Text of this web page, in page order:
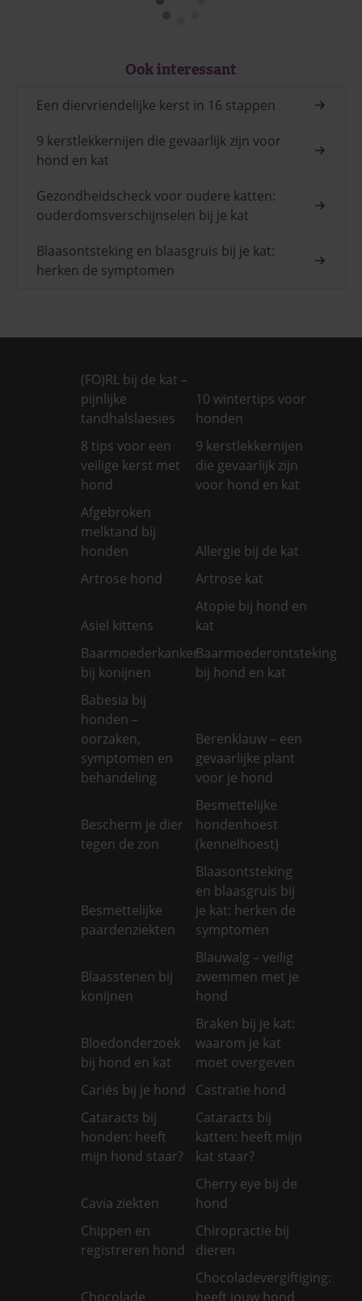
Ook interessant
Een diervriendelijke kerst in 16 stappen
9 kerstlekkernijen die gevaarlijk zijn voor
hond en kat
Gezondheidscheck voor oudere katten:
ouderdomsverschijnselen bij je kat
Blaasontsteking en blaasgruis bij je kat:
herken de symptomen
(FO)RL bij de kat –
pijnlijke
tandhalslaesies
10 wintertips voor
honden
8 tips voor een
veilige kerst met
hond
9 kerstlekkernijen
die gevaarlijk zijn
voor hond en kat
Afgebroken
melktand bij
honden
Allergie bij de kat
Artrose hond
Artrose kat
Asiel kittens
Atopie bij hond en
kat
Baarmoederkanker
bij konijnen
Baarmoederontsteking
bij hond en kat
Babesia bij
honden –
oorzaken,
symptomen en
behandeling
Berenklauw – een
gevaarlijke plant
voor je hond
Bescherm je dier
tegen de zon
Besmettelijke
hondenhoest
(kennelhoest)
Besmettelijke
paardenziekten
Blaasontsteking
en blaasgruis bij
je kat: herken de
symptomen
Blaasstenen bij
konijnen
Blauwalg – veilig
zwemmen met je
hond
Bloedonderzoek
bij hond en kat
Braken bij je kat:
waarom je kat
moet overgeven
Cariës bij je hond
Castratie hond
Cataracts bij
honden: heeft
mijn hond staar?
Cataracts bij
katten: heeft mijn
kat staar?
Cavia ziekten
Cherry eye bij de
hond
Chippen en
registreren hond
Chiropractie bij
dieren
Chocolade
Chocoladevergiftiging:
heeft jouw hond